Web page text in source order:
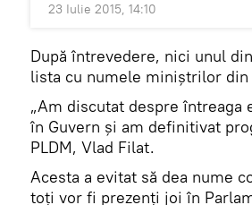
23 Iulie 2015, 14:10
După întrevedere, nici unul
lista cu numele miniştrilor
„Am discutat despre întreaga
în Guvern şi am definitivat
PLDM, Vlad Filat.
Acesta a evitat să dea nume
toţi vor fi prezenţi joi în